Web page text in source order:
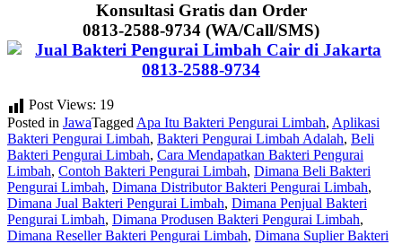
Konsultasi Gratis dan Order
0813-2588-9734 (WA/Call/SMS)
Post Views: 19
Posted in JawaTagged Apa Itu Bakteri Pengurai Limbah, Aplikasi
Bakteri Pengurai Limbah, Bakteri Pengurai Limbah Adalah, Beli
Bakteri Pengurai Limbah, Cara Mendapatkan Bakteri Pengurai
Limbah, Contoh Bakteri Pengurai Limbah, Dimana Beli Bakteri
Pengurai Limbah, Dimana Distributor Bakteri Pengurai Limbah,
Dimana Jual Bakteri Pengurai Limbah, Dimana Penjual Bakteri
Pengurai Limbah, Dimana Produsen Bakteri Pengurai Limbah,
Dimana Reseller Bakteri Pengurai Limbah, Dimana Suplier Bakteri